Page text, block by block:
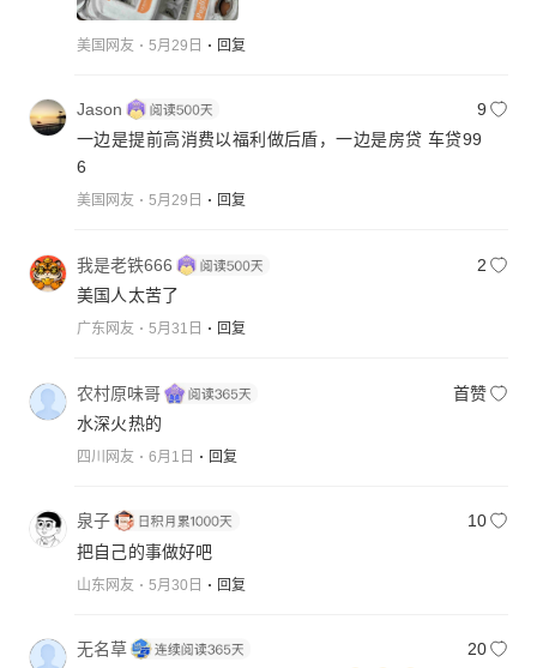
美国网友 5月29日 回复
Jason
9
一边是提前高消费以福利做后盾，一边是房贷 车贷99
6
美国网友 5月29日 回复
我是老铁666
2
美国人太苦了
广东网友 5月31日 回复
农村原味哥
首赞
水深火热的
四川网友 6月1日 回复
泉子
10
把自己的事做好吧
山东网友 5月30日 回复
无名草
20